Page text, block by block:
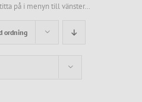
på i menyn till vänster…
ordning